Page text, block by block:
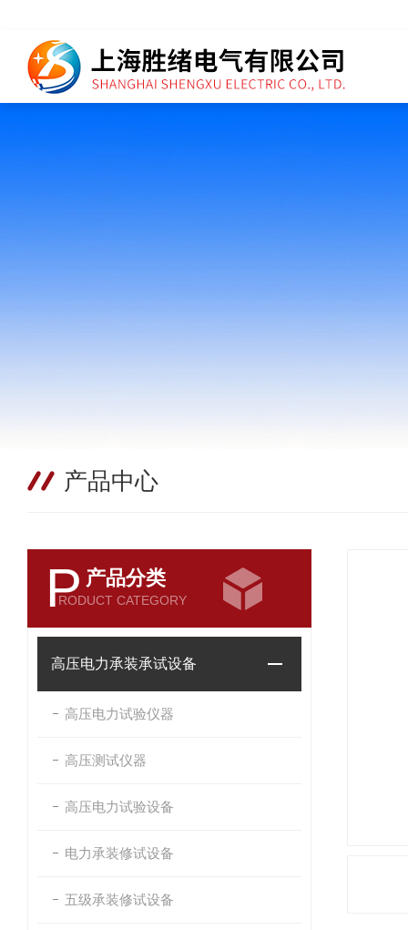
产品中心
P 产品分类
RODUCT CATEGORY
高压电力承装承试设备
高压电力试验仪器
高压测试仪器
高压电力试验设备
电力承装修试设备
五级承装修试设备